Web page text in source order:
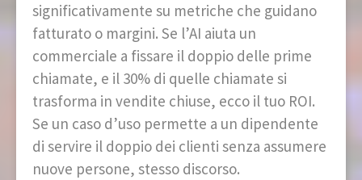
significativamente su metriche che guidano
fatturato o margini. Se l’AI aiuta un
commerciale a fissare il doppio delle prime
chiamate, e il 30% di quelle chiamate si
trasforma in vendite chiuse, ecco il tuo ROI.
Se un caso d’uso permette a un dipendente
di servire il doppio dei clienti senza assumere
nuove persone, stesso discorso.